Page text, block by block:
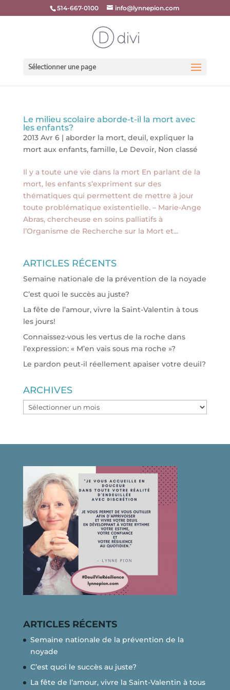
514-667-0100 info@lynnepion.com
Sélectionner une page
Le milieu scolaire aborde-t-il la mort avec
les enfants?
2013 Avr 6| aborder la mort, deuil, expliquer la
mort aux enfants, famille, Le Devoir, Non classé
Il y a toute une vie dans la mort En parlant de la
mort, les enfants s’expriment sur des
thématiques qui permettent de mettre à jour
toute problématique existentielle. – Marie-Ange
Abras, chercheuse en soins palliatifs à
l’Organisme de Recherche sur la Mort et...
ARTICLES RÉCENTS
Semaine nationale de la prévention de la noyade
C’est quoi le succès au juste?
La fête de l’amour, vivre la Saint-Valentin à tous
les jours!
Connaissez-vous les vertus de la roche dans
l’expression: « M’en vais sous ma roche »?
Le pardon peut-il réellement apaiser votre deuil?
ARCHIVES
ARCHIVES
ARTICLES RÉCENTS
Semaine nationale de la prévention de la
noyade
C’est quoi le succès au juste?
La fête de l’amour, vivre la Saint-Valentin à tous